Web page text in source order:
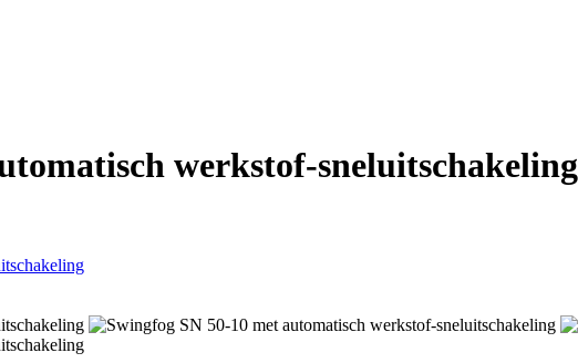
werkstof-sneluitschakeling